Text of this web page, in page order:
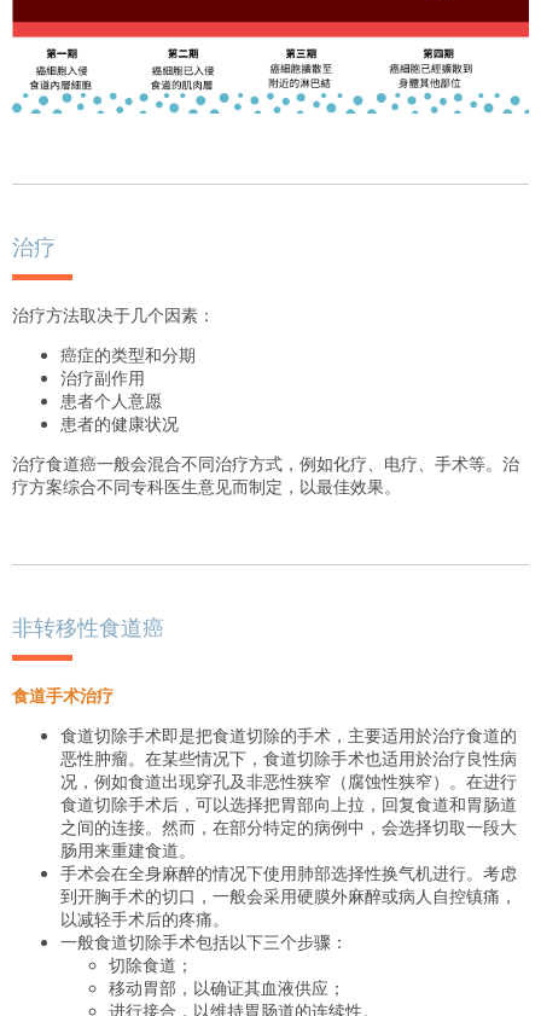
治疗
治疗方法取决于几个因素：
癌症的类型和分期
治疗副作用
患者个人意愿
患者的健康状况
治疗食道癌一般会混合不同治疗方式，例如化疗、电疗、手术等。治
疗方案综合不同专科医生意见而制定，以最佳效果。
非转移性食道癌
食道手术治疗
食道切除手术即是把食道切除的手术，主要适用於治疗食道的
恶性肿瘤。在某些情况下，食道切除手术也适用於治疗良性病
况，例如食道出现穿孔及非恶性狭窄（腐蚀性狭窄）。在进行
食道切除手术后，可以选择把胃部向上拉，回复食道和胃肠道
之间的连接。然而，在部分特定的病例中，会选择切取一段大
肠用来重建食道。
手术会在全身麻醉的情况下使用肺部选择性换气机进行。考虑
到开胸手术的切口，一般会采用硬膜外麻醉或病人自控镇痛，
以减轻手术后的疼痛。
一般食道切除手术包括以下三个步骤：
切除食道；
移动胃部，以确证其血液供应；
进行接合，以维持胃肠道的连续性。